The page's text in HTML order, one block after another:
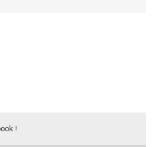
!